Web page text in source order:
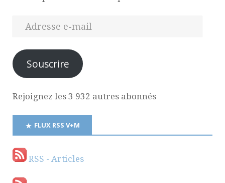
Souscrire
Rejoignez les 3 932 autres abonnés
FLUX RSS V+M
RSS - Articles